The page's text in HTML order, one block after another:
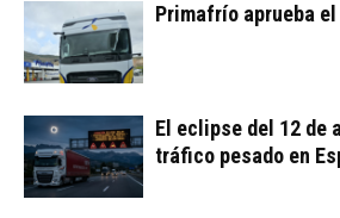
Primafrío aprueba el
El eclipse del 12 de
tráfico pesado en